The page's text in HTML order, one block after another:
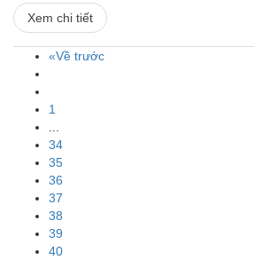
Xem chi tiết
«Về trước
1
...
34
35
36
37
38
39
40